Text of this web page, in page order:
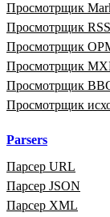
Просмотрщик
Просмотрщик RSS
Просмотрщик
Просмотрщик
Просмотрщик
Просмотрщик
Parsers
Парсер URL
Парсер JSON
Парсер XML